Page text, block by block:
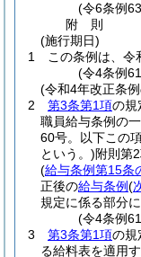
(令6条例
附 則
(施行期日)
1
この条例は、令
(令4条例
(令和4年改正条
2
第3条第1項の規
職員給与条例の
60号。以下この
という。)附則第
(給与条例第15条
正後の給与条例(
規定に係る部分
(令4条例
3
第3条第1項の規
る給料表を適用